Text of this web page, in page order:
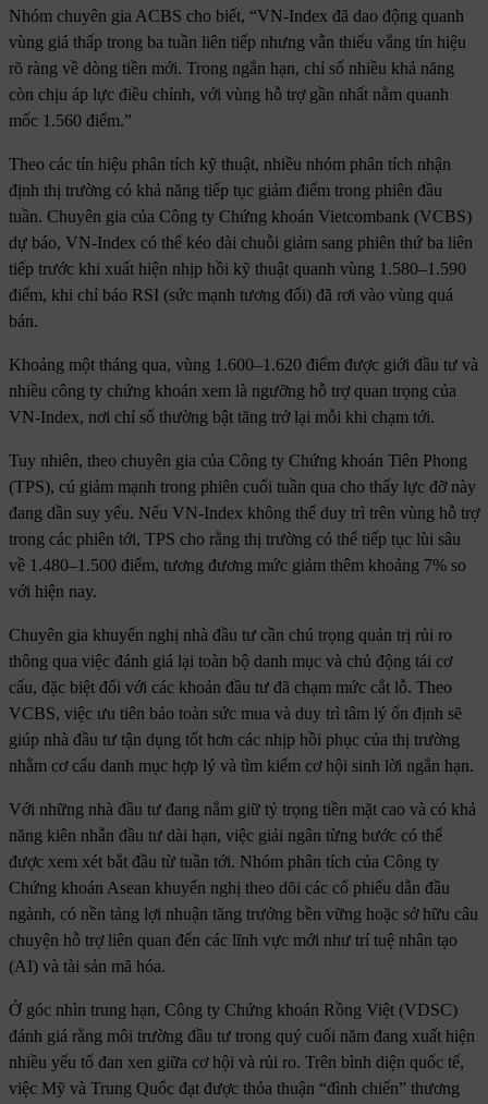
Nhóm chuyên gia ACBS cho biết, “VN-Index đã dao động quanh
vùng giá thấp trong ba tuần liên tiếp nhưng vẫn thiếu vắng tín hiệu
rõ ràng về dòng tiền mới. Trong ngắn hạn, chỉ số nhiều khả năng
còn chịu áp lực điều chỉnh, với vùng hỗ trợ gần nhất nằm quanh
mốc 1.560 điểm.”
Theo các tín hiệu phân tích kỹ thuật, nhiều nhóm phân tích nhận
định thị trường có khả năng tiếp tục giảm điểm trong phiên đầu
tuần. Chuyên gia của Công ty Chứng khoán Vietcombank (VCBS)
dự báo, VN-Index có thể kéo dài chuỗi giảm sang phiên thứ ba liên
tiếp trước khi xuất hiện nhịp hồi kỹ thuật quanh vùng 1.580–1.590
điểm, khi chỉ báo RSI (sức mạnh tương đối) đã rơi vào vùng quá
bán.
Khoảng một tháng qua, vùng 1.600–1.620 điểm được giới đầu tư và
nhiều công ty chứng khoán xem là ngưỡng hỗ trợ quan trọng của
VN-Index, nơi chỉ số thường bật tăng trở lại mỗi khi chạm tới.
Tuy nhiên, theo chuyên gia của Công ty Chứng khoán Tiên Phong
(TPS), cú giảm mạnh trong phiên cuối tuần qua cho thấy lực đỡ này
đang dần suy yếu. Nếu VN-Index không thể duy trì trên vùng hỗ trợ
trong các phiên tới, TPS cho rằng thị trường có thể tiếp tục lùi sâu
về 1.480–1.500 điểm, tương đương mức giảm thêm khoảng 7% so
với hiện nay.
Chuyên gia khuyến nghị nhà đầu tư cần chú trọng quản trị rủi ro
thông qua việc đánh giá lại toàn bộ danh mục và chủ động tái cơ
cấu, đặc biệt đối với các khoản đầu tư đã chạm mức cắt lỗ. Theo
VCBS, việc ưu tiên bảo toàn sức mua và duy trì tâm lý ổn định sẽ
giúp nhà đầu tư tận dụng tốt hơn các nhịp hồi phục của thị trường
nhằm cơ cấu danh mục hợp lý và tìm kiếm cơ hội sinh lời ngắn hạn.
Với những nhà đầu tư đang nắm giữ tỷ trọng tiền mặt cao và có khả
năng kiên nhẫn đầu tư dài hạn, việc giải ngân từng bước có thể
được xem xét bắt đầu từ tuần tới. Nhóm phân tích của Công ty
Chứng khoán Asean khuyến nghị theo dõi các cổ phiếu dẫn đầu
ngành, có nền tảng lợi nhuận tăng trưởng bền vững hoặc sở hữu câu
chuyện hỗ trợ liên quan đến các lĩnh vực mới như trí tuệ nhân tạo
(AI) và tài sản mã hóa.
Ở góc nhìn trung hạn, Công ty Chứng khoán Rồng Việt (VDSC)
đánh giá rằng môi trường đầu tư trong quý cuối năm đang xuất hiện
nhiều yếu tố đan xen giữa cơ hội và rủi ro. Trên bình diện quốc tế,
việc Mỹ và Trung Quốc đạt được thỏa thuận “đình chiến” thương